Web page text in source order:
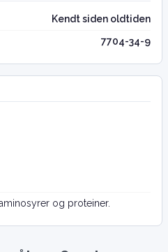
Kendt siden oldtiden
7704-34-9
og proteiner.